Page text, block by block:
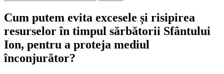
Cum putem evita excesele și risipirea
resurselor în timpul sărbătorii Sfântului
Ion, pentru a proteja mediul
înconjurător?